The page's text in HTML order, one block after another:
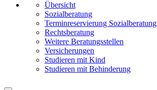
Übersicht
Sozialberatung
Terminreservierung Sozialberatung
Rechtsberatung
Weitere Beratungsstellen
Versicherungen
Studieren mit Kind
Studieren mit Behinderung